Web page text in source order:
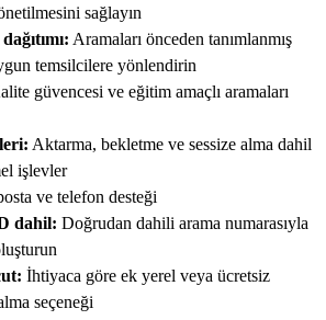
sağlayın
Aramaları önceden tanımlanmış
temsilcilere yönlendirin
güvencesi ve eğitim amaçlı aramaları
Aktarma, bekletme ve sessize alma dahil
işlevler
ve telefon desteği
dahil: Doğrudan dahili arama numarasıyla
İhtiyaca göre ek yerel veya ücretsiz
seçeneği